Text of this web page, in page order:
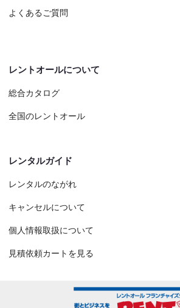
よくあるご質問
レントオールについて
総合カタログ
全国のレントオール
レンタルガイド
レンタルのながれ
キャンセルについて
個人情報取扱について
見積依頼カートを見る